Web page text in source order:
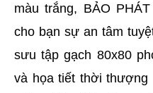
màu trắng, BẢO
cho bạn sự an tâm
sưu tập gạch 80x80
và họa tiết thời thượng